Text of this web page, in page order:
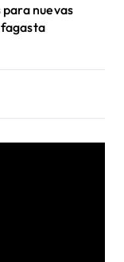
nuevas